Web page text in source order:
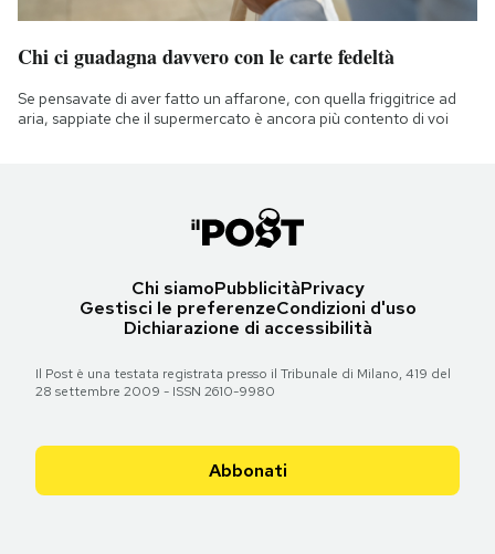
Chi ci guadagna davvero con le carte fedeltà
Se pensavate di aver fatto un affarone, con quella friggitrice ad
aria, sappiate che il supermercato è ancora più contento di voi
Chi siamoPubblicitàPrivacy
Gestisci le preferenzeCondizioni d'uso
Dichiarazione di accessibilità
Il Post è una testata registrata presso il Tribunale di Milano, 419 del
28 settembre 2009 - ISSN 2610-9980
Abbonati